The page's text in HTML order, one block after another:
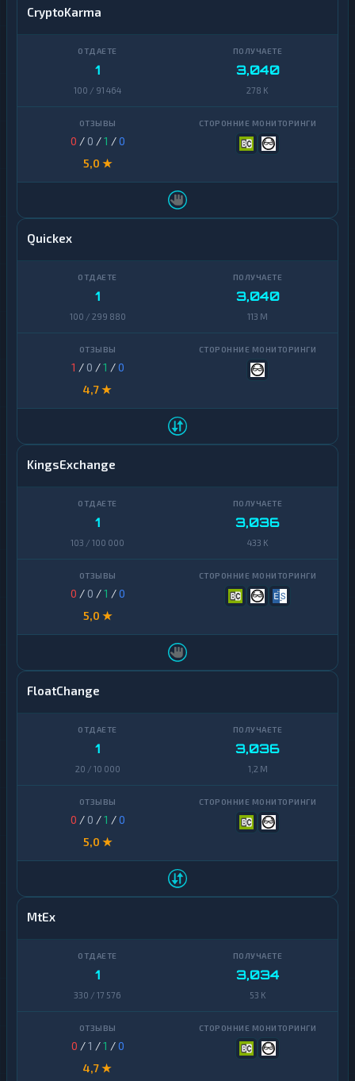
CryptoKarma
1
100 / 91 464
3,040
278 K
0 / 0 /1 /0
5,0 ★
Quickex
1
100 / 299 880
3,040
113 M
1 / 0 /1 /0
4,7 ★
KingsExchange
1
103 / 100 000
3,036
433 K
0 / 0 /1 /0
5,0 ★
FloatChange
1
20 / 10 000
3,036
1,2 M
0 / 0 /1 /0
5,0 ★
MtEx
1
330 / 17 576
3,034
53 K
0 /1 /1 /0
4,7 ★